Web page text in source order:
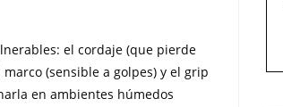
el cordaje (que pierde
(sensible a golpes) y el grip
en ambientes húmedos